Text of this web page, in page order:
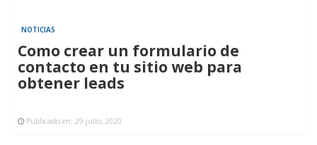
NOTICIAS
Como crear un formulario de
contacto en tu sitio web para
obtener leads
Publicado en: 29 julio, 2020